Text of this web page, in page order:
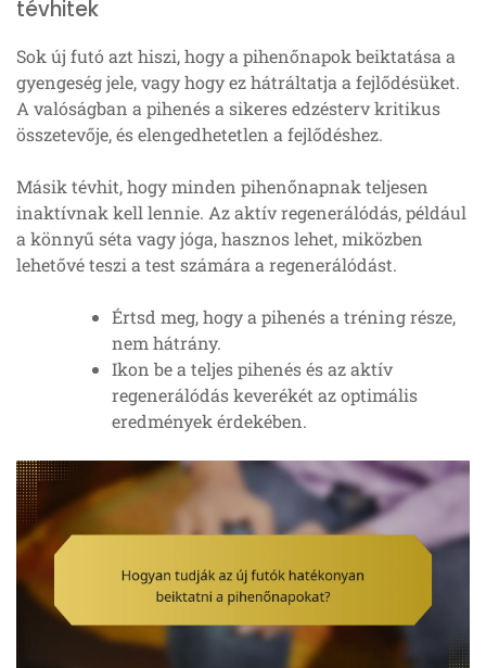
tévhitek
Sok új futó azt hiszi, hogy a pihenőnapok beiktatása a
gyengeség jele, vagy hogy ez hátráltatja a fejlődésüket.
A valóságban a pihenés a sikeres edzésterv kritikus
összetevője, és elengedhetetlen a fejlődéshez.
Másik tévhit, hogy minden pihenőnapnak teljesen
inaktívnak kell lennie. Az aktív regenerálódás, például
a könnyű séta vagy jóga, hasznos lehet, miközben
lehetővé teszi a test számára a regenerálódást.
Értsd meg, hogy a pihenés a tréning része,
nem hátrány.
Ikon be a teljes pihenés és az aktív
regenerálódás keverékét az optimális
eredmények érdekében.